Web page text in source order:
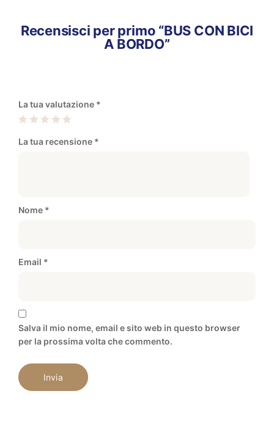
Recensisci per primo “BUS CON BICI
A BORDO”
La tua valutazione *
La tua recensione *
Nome *
Email *
Salva il mio nome, email e sito web in questo browser
per la prossima volta che commento.